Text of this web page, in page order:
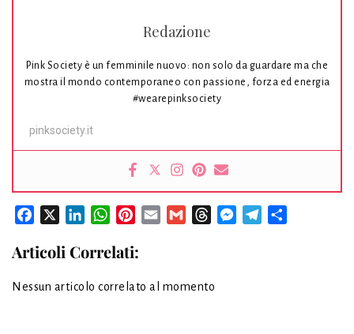
Redazione
Pink Society è un femminile nuovo: non solo da guardare ma che
mostra il mondo contemporaneo con passione, forza ed energia
#wearepinksociety
pinksociety.it
Facebook LinkedInWhatsAppPinterest
Email Gmail ThreadsMessenger
Telegram
Articoli Correlati:
Nessun articolo correlato al momento